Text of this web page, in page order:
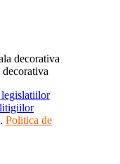
Politica de